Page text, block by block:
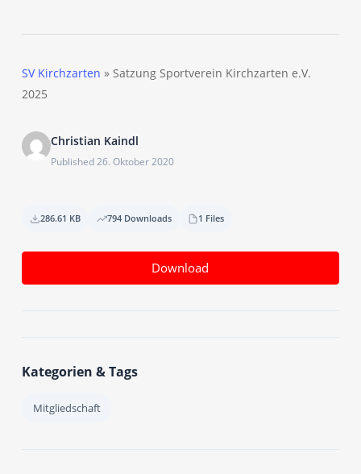
SV Kirchzarten » Satzung Sportverein Kirchzarten e.V.
2025
Christian Kaindl
Published 26. Oktober 2020
286.61 KB 794 Downloads 1 Files
Download
Kategorien & Tags
Mitgliedschaft